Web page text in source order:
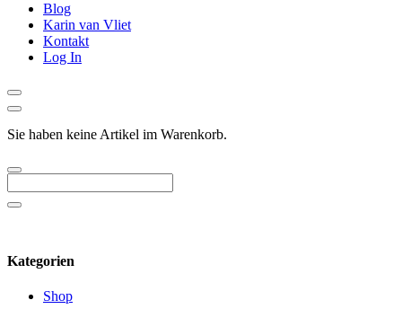
Blog
Karin van Vliet
Kontakt
Log In
Sie haben keine Artikel im Warenkorb.
Kategorien
Shop